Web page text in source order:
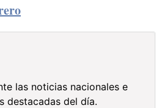
las noticias nacionales e
destacadas del día.